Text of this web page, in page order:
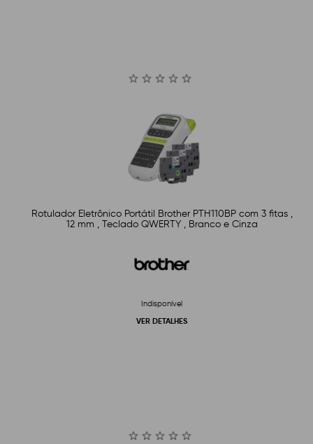
Rotulador Eletrônico Portátil Brother PTH110BP com 3 fitas ,
12 mm , Teclado QWERTY , Branco e Cinza
Indisponível
VER DETALHES